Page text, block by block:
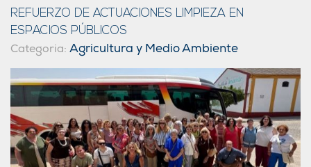
REFUERZO DE ACTUACIONES LIMPIEZA EN
ESPACIOS PÚBLICOS
Categoria: Agricultura y Medio Ambiente